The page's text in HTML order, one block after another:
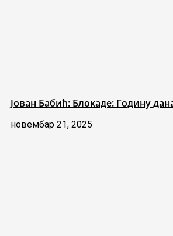
Јован Бабић: Блокаде: Годину
новембар 21, 2025